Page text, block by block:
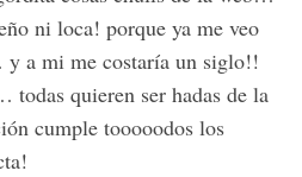
ni loca! porque ya me veo
a mi me costaría un siglo!!
quieren ser hadas de la
cumple tooooodos los